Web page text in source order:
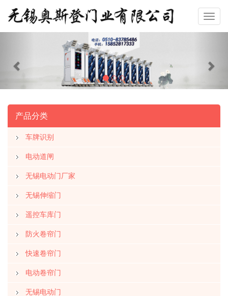
产品分类
车牌识别
电动道闸
无锡电动门厂家
无锡伸缩门
遥控车库门
防火卷帘门
快速卷帘门
电动卷帘门
无锡电动门